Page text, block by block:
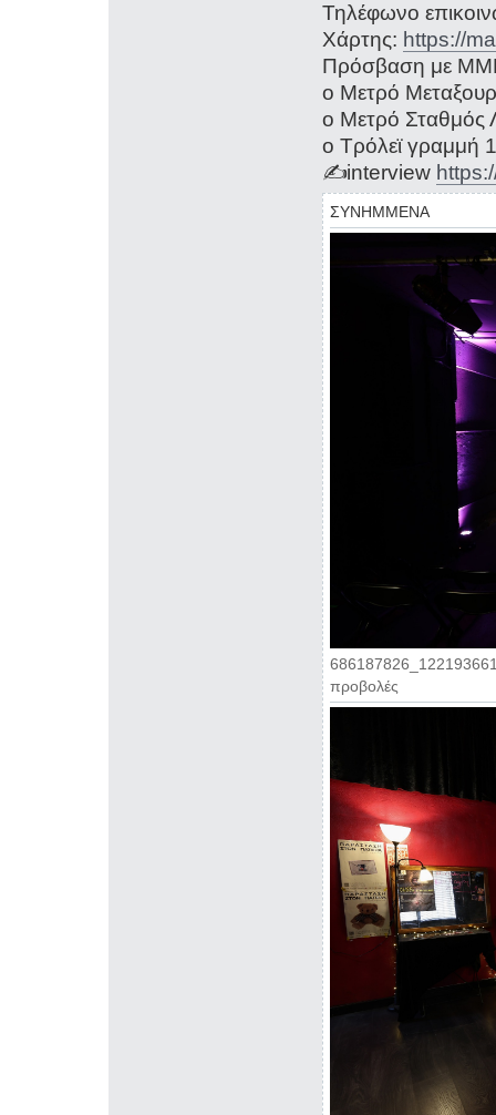
Τηλέφωνο
Χάρτης: https://
Πρόσβαση με
o Μετρό
o Μετρό Σταθμός
o Τρόλεϊ γραμμή
✍️interview
ΣΥΝΗΜΜΕΝΑ
προβολές